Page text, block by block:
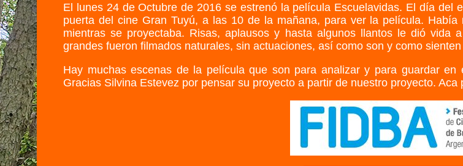
El lunes 24 de Octubre de 2016 se estrenó la película Escuelavidas. El día del
puerta del cine Gran Tuyú, a las 10 de la mañana, para ver la película.
mientras se proyectaba. Risas, aplausos y hasta algunos llantos le dió
grandes fueron filmados naturales, sin actuaciones, así como son y como
Hay muchas escenas de la película que son para analizar y para guardar
Gracias Silvina Estevez por pensar su proyecto a partir de nuestro proyecto.